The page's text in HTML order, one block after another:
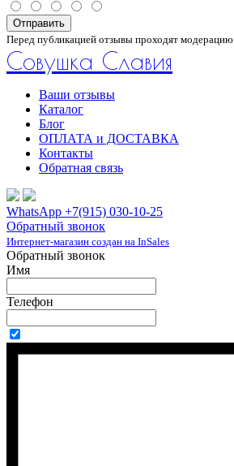
Отправить
Перед публикацией отзывы проходят модерацию
Совушка Славия
Ваши отзывы
Каталог
Блог
ОПЛАТА и ДОСТАВКА
Контакты
Обратная связь
WhatsApp +7(915) 030-10-25
Обратный звонок
Интернет-магазин создан на InSales
Обратный звонок
Имя
Телефон